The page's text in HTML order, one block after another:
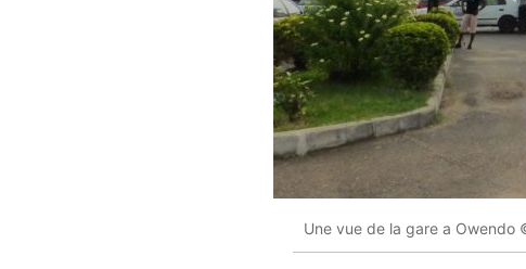
Une vue de la gare a Owendo